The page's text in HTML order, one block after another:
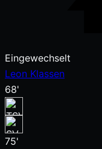
Eingewechselt
Leon Klassen
68'
75'